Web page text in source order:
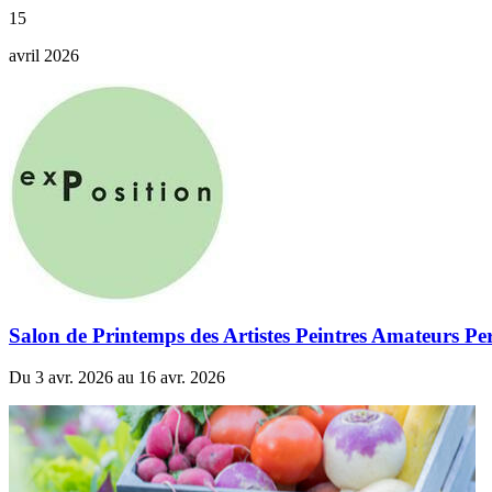
15
avril 2026
Salon de Printemps des Artistes Peintres Amateurs
Du 3 avr. 2026 au 16 avr. 2026